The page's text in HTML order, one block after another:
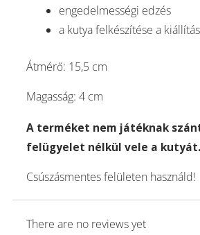
engedelmességi edzés
a kutya felkészítése a
Átmérő: 15,5 cm
Magasság: 4 cm
A terméket nem játéknak
felügyelet nélkül vele a kutyát.
Csúszásmentes felületen használd!
There are no reviews yet